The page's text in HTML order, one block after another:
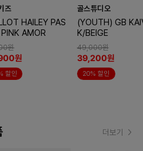
즈
HAILEY PAS
AMOR
원
원
할인
골스튜디오
(YOUTH) GB
K/BEIGE
49,000원
39,200원
20% 할인
더보기